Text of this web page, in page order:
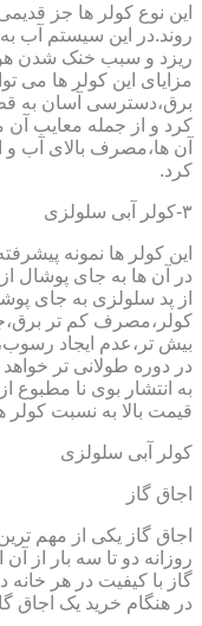
این نوع کولر ها جز
روند.در این سیستم آب
ریزد و سبب خنک شدن
مزایای این کولر ها می
برق،دسترسی آسان به
کرد و از جمله معایب
آن ها،مصرف بالای آب و
کرد.
۳-کولر آبی سلولزی
این کولر ها نمونه
در آن ها به جای پوشال
از پد سلولزی به جای
کولر،مصرف کم تر
بیش تر،عدم ایجاد
در دوره طولانی تر
به انتشار بوی نا مطبوع
قیمت بالا به نسبت کولر
کولر آبی سلولزی
اجاق گاز
اجاق گاز یکی از مهم
روزانه دو تا سه بار از
گاز با کیفیت در هر
در هنگام خرید یک اجاق